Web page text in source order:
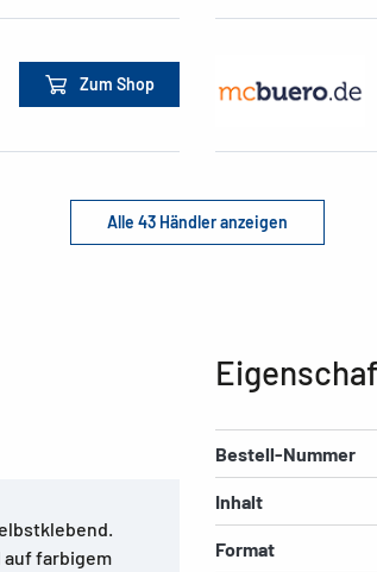
Zum Shop
Alle 43 Händler anzeigen
auf farbigem
Bestell-Nummer
Inhalt
Format